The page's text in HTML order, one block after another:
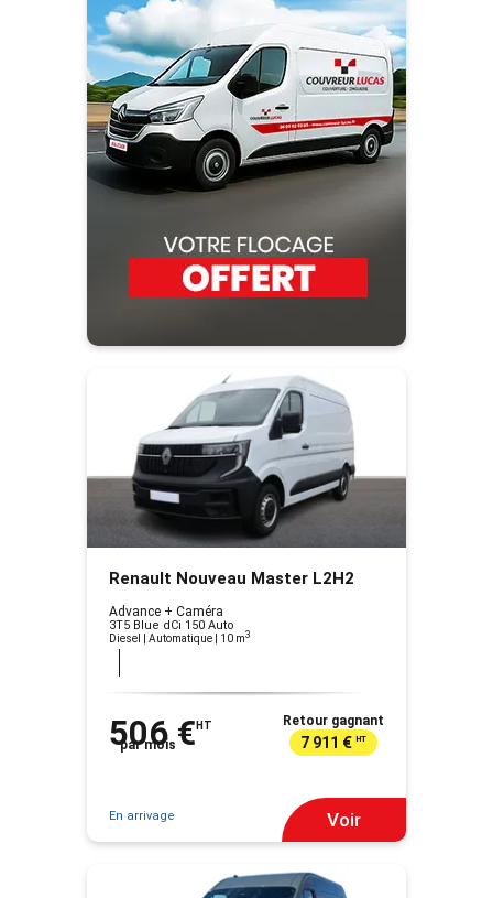
Renault Nouveau Master L2H2
Advance + Caméra
3T5 Blue dCi 150 Auto
Diesel | Automatique | 10 m3
506 € HT
par mois
Retour gagnant
7 911 € HT
En arrivage Voir